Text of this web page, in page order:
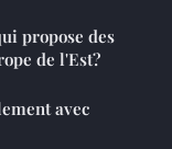
propose des
de l'Est?
avec